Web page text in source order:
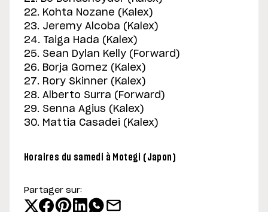
22. Kohta Nozane (Kalex)
23. Jeremy Alcoba (Kalex)
24. Taiga Hada (Kalex)
25. Sean Dylan Kelly (Forward)
26. Borja Gomez (Kalex)
27. Rory Skinner (Kalex)
28. Alberto Surra (Forward)
29. Senna Agius (Kalex)
30. Mattia Casadei (Kalex)
Horaires du samedi à Motegi (Japon)
Partager sur: